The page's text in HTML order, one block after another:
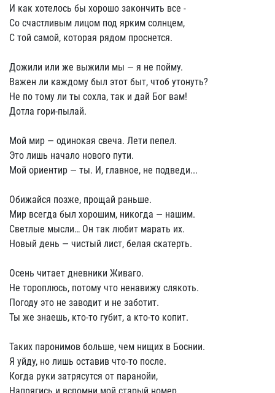
И как хотелось бы хорошо закончить все -
Со счастливым лицом под ярким солнцем,
С той самой, которая рядом проснется.
Дожили или же выжили мы — я не пойму.
Важен ли каждому был этот быт, чтоб утонуть?
Не по тому ли ты сохла, так и дай Бог вам!
Дотла гори-пылай.
Мой мир — одинокая свеча. Лети пепел.
Это лишь начало нового пути.
Мой ориентир — ты. И, главное, не подведи...
Обижайся позже, прощай раньше.
Мир всегда был хорошим, никогда — нашим.
Светлые мысли… Он так любит марать их.
Новый день — чистый лист, белая скатерть.
Осень читает дневники Живаго.
Не тороплюсь, потому что ненавижу слякоть.
Погоду это не заводит и не заботит.
Ты же знаешь, кто-то губит, а кто-то копит.
Таких паронимов больше, чем нищих в Боснии.
Я уйду, но лишь оставив что-то после.
Когда руки затрясутся от паранойи,